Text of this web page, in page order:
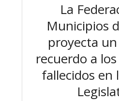
La
Municipios
proyecta
recuerdo a
fallecidos en